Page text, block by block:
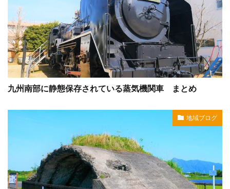
九州南部に静態保存されている蒸気機関車 まとめ
地域ブログ